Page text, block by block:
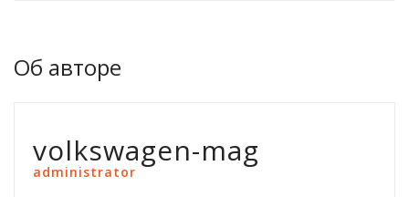
Об авторе
volkswagen-mag
administrator